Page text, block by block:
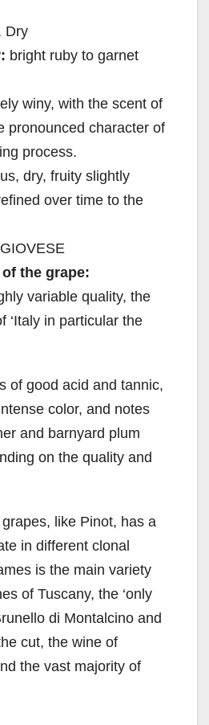
Dry
bright ruby to garnet
winy, with the scent of
pronounced character of
process.
dry, fruity slightly
over time to the
the grape:
variable quality, the
‘Italy in particular the
of good acid and tannic,
color, and notes
and barnyard plum
on the quality and
like Pinot, has a
in different clonal
is the main variety
of Tuscany, the ‘only
di Montalcino and
cut, the wine of
the vast majority of